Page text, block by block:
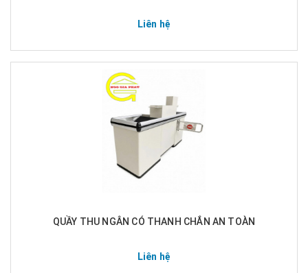
Liên hệ
QUẦY THU NGÂN CÓ THANH CHẮN AN TOÀN
Liên hệ